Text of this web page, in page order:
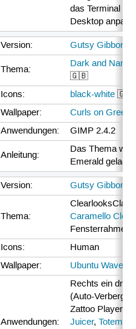
das Terminal
Desktop
Version: Gutsy Gibbon
Thema:
Dark and
🇬🇧
Icons:
black-white 🇬🇧
Wallpaper:
Curls on Green
Anwendungen:
GIMP 2.4.2
Anleitung:
Das Thema
Emerald
Version: Gutsy Gibbon
Thema:
Caramello
Fensterrahmen.
Icons:
Human
Wallpaper:
Ubuntu Waves
Anwendungen:
Rechts ein
(Auto-
Zattoo Player,
Juicer,Totem